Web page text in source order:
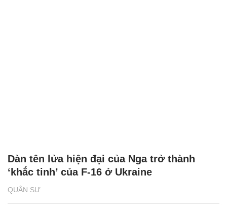
QUÂN SỰ
Dàn tên lửa hiện đại của Nga trở thành
‘khắc tinh’ của F-16 ở Ukraine